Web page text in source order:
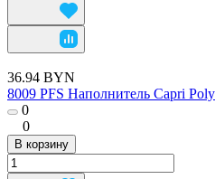
36.94 BYN
8009 PFS Наполнитель Capri
0
0
В корзину